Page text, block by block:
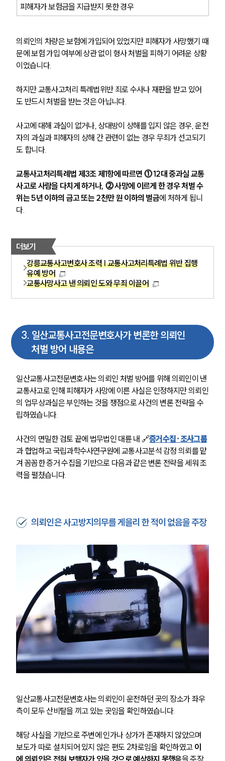
피해자가 보험금을 지급받지 못한 경우
의뢰인의 차량은 보험에 가입되어 있었지만 피해자가 사망했기 때
문에 보험 가입 여부에 상관 없이 형사 처벌을 피하기 어려운 상황
이었습니다.
하지만 교통사고처리 특례법위반 죄로 수사나 재판을 받고 있어
도 반드시 처벌을 받는 것은 아닙니다.
사고에 대해 과실이 없거나, 상대방이 상해를 입지 않은 경우, 운전
자의 과실과 피해자의 상해 간 관련이 없는 경우 무죄가 선고되기
도 합니다.
교통사고처리특례법 제3조 제1항에 따르면 ⓵ 12대 중과실 교통
사고로 사람을 다치게 하거나, ⓶ 사망에 이르게 한 경우 처벌 수
위는 5년 이하의 금고 또는 2천만 원 이하의 벌금에 처하게 됩니
다.
더보기
강릉교통사고변호사 조력 | 교통사고처리특례법 위반 집행
유예 방어
교통사망사고 낸 의뢰인 도와 무죄 이끌어
3. 일산교통사고전문변호사가 변론한 의뢰인
처벌 방어 내용은
일산교통사고전문변호사는 의뢰인 처벌 방어를 위해 의뢰인이 낸
교통사고로 인해 피해자가 사망에 이른 사실은 인정하지만 의뢰인
의 업무상과실은 부인하는 것을 쟁점으로 사건의 변론 전략을 수
립하였습니다.
사건의 면밀한 검토 끝에 법무법인 대륜 내 🔗증거수집·조사그룹
과 협업하고 국립과학수사연구원에 교통사고분석 감정 의뢰를 맡
겨 꼼꼼한 증거 수집을 기반으로 다음과 같은 변론 전략을 세워 조
력을 펼쳤습니다.
의뢰인은 사고방지의무를 게을리 한 적이 없음을 주장
일산교통사고전문변호사는 의뢰인이 운전하던 곳의 장소가 좌우
측이 모두 산비탈을 끼고 있는 곳임을 확인하였습니다.
해당 사실을 기반으로 주변에 인가나 상가가 존재하지 않았으며
보도가 따로 설치되어 있지 않은 편도 2차로임을 확인하였고 이